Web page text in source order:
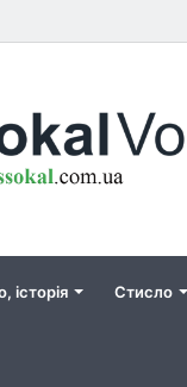
історія Стисло